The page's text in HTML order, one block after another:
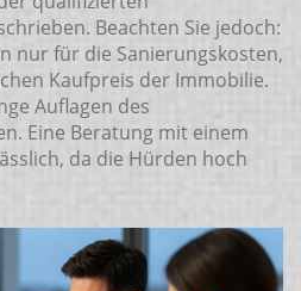
Beachten Sie jedoch:
nur für die Sanierungskosten,
Kaufpreis der Immobilie.
Auflagen des
Eine Beratung mit einem
da die Hürden hoch